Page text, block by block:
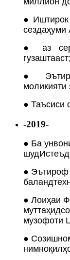
●
сездаҳуми
● аз
гузаштааст;
●
моликияти
● Таъсиси
-2019-
● Ба
шуд
● Эътироф
● Лоиҳаи
музофоти
●